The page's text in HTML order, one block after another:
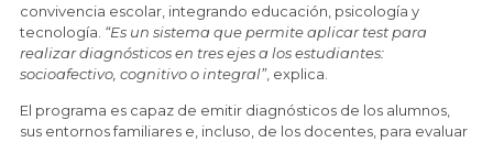
convivencia escolar, integrando educación, psicología y
tecnología. “Es un sistema que permite aplicar test para
realizar diagnósticos en tres ejes a los estudiantes:
socioafectivo, cognitivo o integral”, explica.
El programa es capaz de emitir diagnósticos de los alumnos,
sus entornos familiares e, incluso, de los docentes, para evaluar